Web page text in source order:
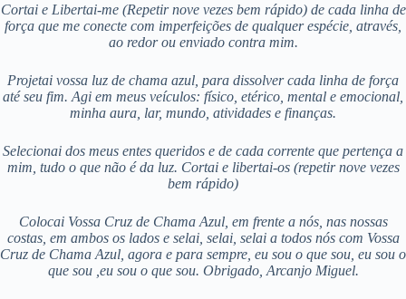
Cortai e Libertai-me (Repetir nove vezes bem rápido) de cada linha de
força que me conecte com imperfeições de qualquer espécie, através,
ao redor ou enviado contra mim.
Projetai vossa luz de chama azul, para dissolver cada linha de força
até seu fim. Agi em meus veículos: físico, etérico, mental e emocional,
minha aura, lar, mundo, atividades e finanças.
Selecionai dos meus entes queridos e de cada corrente que pertença a
mim, tudo o que não é da luz. Cortai e libertai-os (repetir nove vezes
bem rápido)
Colocai Vossa Cruz de Chama Azul, em frente a nós, nas nossas
costas, em ambos os lados e selai, selai, selai a todos nós com Vossa
Cruz de Chama Azul, agora e para sempre, eu sou o que sou, eu sou o
que sou ,eu sou o que sou. Obrigado, Arcanjo Miguel.